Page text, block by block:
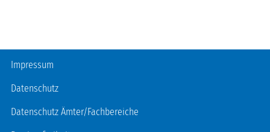
Fußzeile
Impressum
Datenschutz
Datenschutz Ämter/Fachbereiche